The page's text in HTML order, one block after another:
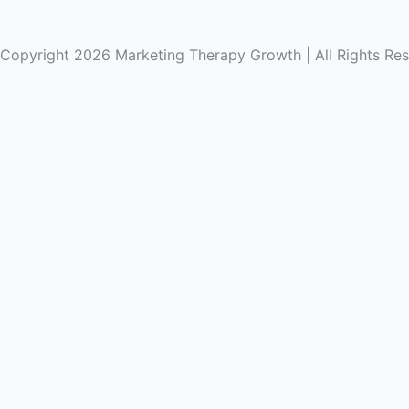
Copyright 2026 Marketing Therapy Growth | All Rights